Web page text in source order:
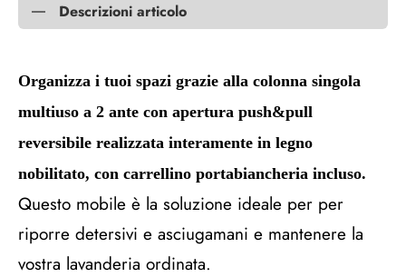
Descrizioni articolo
Organizza i tuoi spazi grazie alla colonna singola
multiuso a 2 ante con apertura push&pull
reversibile realizzata interamente in legno
nobilitato, con carrellino portabiancheria incluso.
Questo mobile è la soluzione ideale per per
riporre detersivi e asciugamani e mantenere la
vostra lavanderia ordinata.